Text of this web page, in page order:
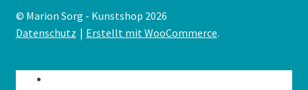
© Marion Sorg - Kunstshop 2026
Datenschutz
Erstellt mit WooCommerce.